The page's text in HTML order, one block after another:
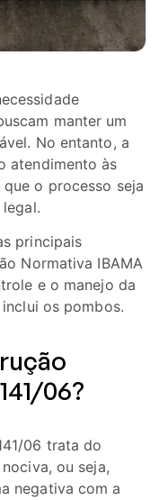
manter um
No entanto, a
atendimento às
o processo seja
principais
Normativa IBAMA
e o manejo da
os pombos.
06?
06 trata do
ou seja,
negativa com a